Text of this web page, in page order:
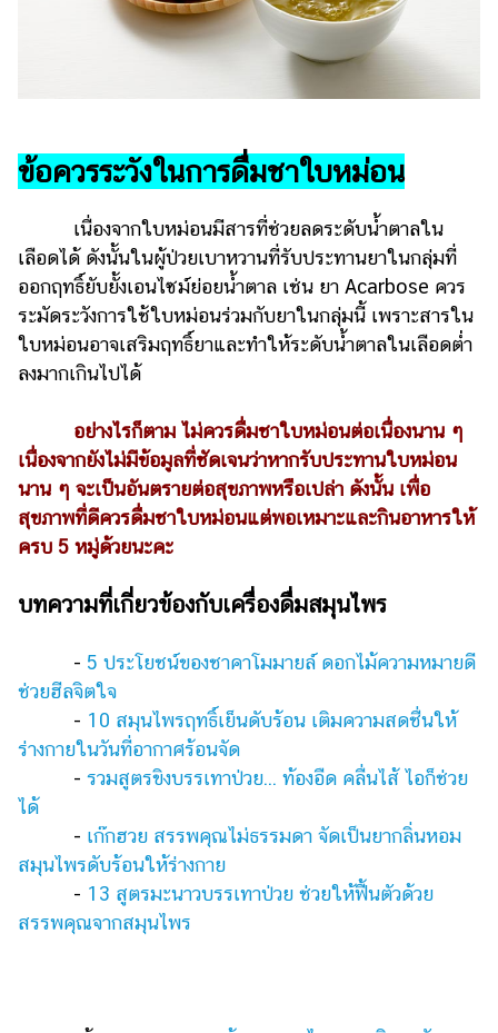
ข้อควรระวังในการดื่มชาใบหม่อน
เนื่องจากใบหม่อนมีสารที่ช่วยลดระดับน้ำตาลใน
เลือดได้ ดังนั้นในผู้ป่วยเบาหวานที่รับประทานยาในกลุ่มที่
ออกฤทธิ์ยับยั้งเอนไซม์ย่อยน้ำตาล เช่น ยา Acarbose ควร
ระมัดระวังการใช้ใบหม่อนร่วมกับยาในกลุ่มนี้ เพราะสารใน
ใบหม่อนอาจเสริมฤทธิ์ยาและทำให้ระดับน้ำตาลในเลือดต่ำ
ลงมากเกินไปได้
อย่างไรก็ตาม ไม่ควรดื่มชาใบหม่อนต่อเนื่องนาน ๆ
เนื่องจากยังไม่มีข้อมูลที่ชัดเจนว่าหากรับประทานใบหม่อน
นาน ๆ จะเป็นอันตรายต่อสุขภาพหรือเปล่า ดังนั้น เพื่อ
สุขภาพที่ดีควรดื่มชาใบหม่อนแต่พอเหมาะและกินอาหารให้
ครบ 5 หมู่ด้วยนะคะ
บทความที่เกี่ยวข้องกับเครื่องดื่มสมุนไพร
- 5 ประโยชน์ของชาคาโมมายล์ ดอกไม้ความหมายดี
ช่วยฮีลจิตใจ
- 10 สมุนไพรฤทธิ์เย็นดับร้อน เติมความสดชื่นให้
ร่างกายในวันที่อากาศร้อนจัด
- รวมสูตรขิงบรรเทาป่วย... ท้องอืด คลื่นไส้ ไอก็ช่วย
ได้
- เก๊กฮวย สรรพคุณไม่ธรรมดา จัดเป็นยากลิ่นหอม
สมุนไพรดับร้อนให้ร่างกาย
- 13 สูตรมะนาวบรรเทาป่วย ช่วยให้ฟื้นตัวด้วย
สรรพคุณจากสมุนไพร